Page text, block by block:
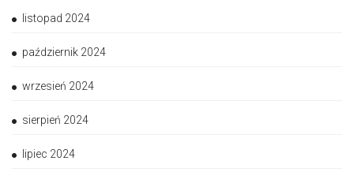
listopad 2024
październik 2024
wrzesień 2024
sierpień 2024
lipiec 2024